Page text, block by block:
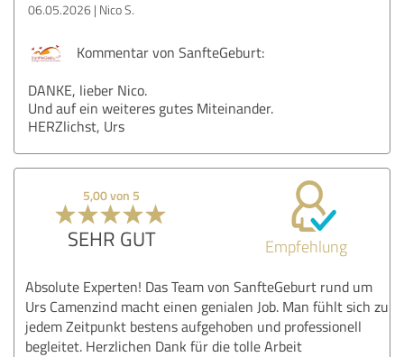
06.05.2026 Nico S.
Kommentar von SanfteGeburt:
DANKE, lieber Nico.
Und auf ein weiteres gutes Miteinander.
HERZlichst, Urs
5,00 von 5
SEHR GUT Empfehlung
Absolute Experten! Das Team von SanfteGeburt rund um
Urs Camenzind macht einen genialen Job. Man fühlt sich zu
jedem Zeitpunkt bestens aufgehoben und professionell
begleitet. Herzlichen Dank für die tolle Arbeit